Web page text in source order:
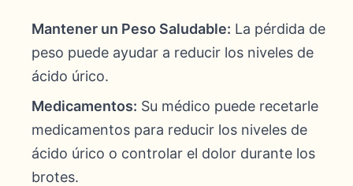
Mantener un Peso Saludable: La pérdida de
peso puede ayudar a reducir los niveles de
ácido úrico.
Medicamentos: Su médico puede recetarle
medicamentos para reducir los niveles de
ácido úrico o controlar el dolor durante los
brotes.